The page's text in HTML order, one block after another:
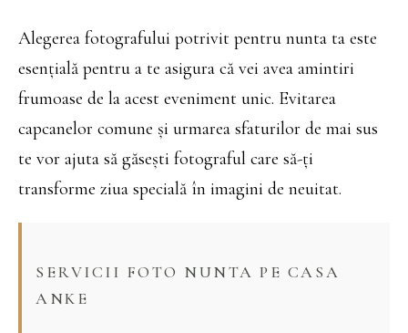
Alegerea fotografului potrivit pentru nunta ta este
esențială pentru a te asigura că vei avea amintiri
frumoase de la acest eveniment unic. Evitarea
capcanelor comune și urmarea sfaturilor de mai sus
te vor ajuta să găsești fotograful care să-ți
transforme ziua specială în imagini de neuitat.
SERVICII FOTO NUNTA PE CASA
ANKE